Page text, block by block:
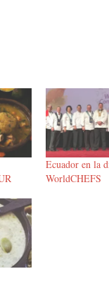
Ecuador en la
WorldCHEFS